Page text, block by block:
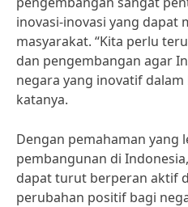
inovasi-inovasi yang dapat
masyarakat. “Kita perlu
dan pengembangan agar
negara yang inovatif
katanya.
Dengan pemahaman yang
pembangunan di
dapat turut berperan aktif
perubahan positif bagi